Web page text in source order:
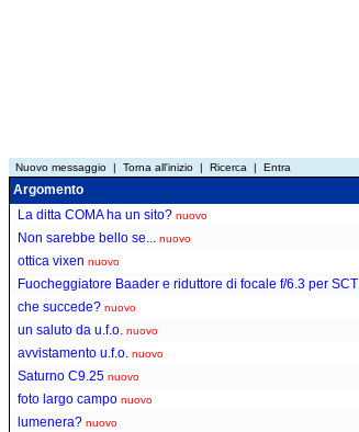
Nuovo messaggio | Torna all'inizio | Ricerca | Entra
Argomento
La ditta COMA ha un sito? nuovo
Non sarebbe bello se...
nuovo
ottica vixen nuovo
Fuocheggiatore Baader e riduttore di focale f/6.3 per SCT
che succede? nuovo
un saluto da u.f.o. nuovo
avvistamento u.f.o. nuovo
Saturno C9.25 nuovo
foto largo campo nuovo
lumenera? nuovo